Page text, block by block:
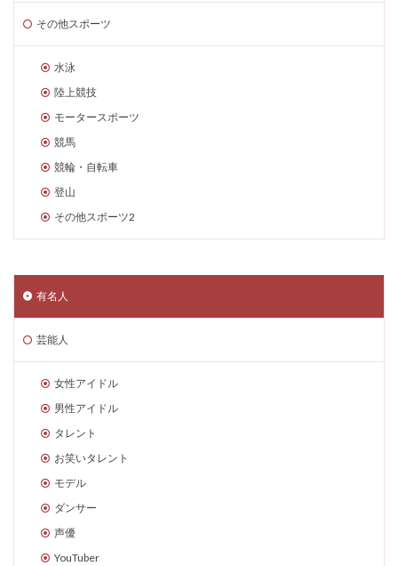
その他スポーツ
水泳
陸上競技
モータースポーツ
競馬
競輪・自転車
登山
その他スポーツ2
有名人
芸能人
女性アイドル
男性アイドル
タレント
お笑いタレント
モデル
ダンサー
声優
YouTuber